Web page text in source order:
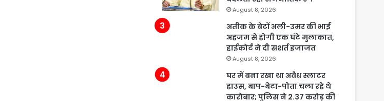
August 8, 2026
अतीक के बेटों अली-उमर की भाई
अहजम से होगी एक घंटे मुलाकात,
हाईकोर्ट ने दी सशर्त इजाजत
August 8, 2026
घर में बना रखा था अवैध स्लाटर
हाउस, बाप-बेटा-पोता चला रहे थे
कारोबार; पुलिस ने 2.37 करोड़ की